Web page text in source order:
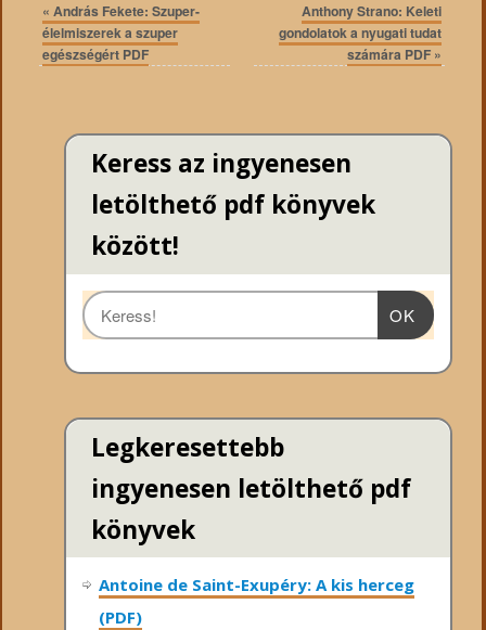
« András Fekete: Szuper-
élelmiszerek a szuper
egészségért PDF
Anthony Strano: Keleti
gondolatok a nyugati tudat
számára PDF »
Keress az ingyenesen
letölthető pdf könyvek
között!
OK
Legkeresettebb
ingyenesen letölthető pdf
könyvek
Antoine de Saint-Exupéry: A kis herceg
(PDF)